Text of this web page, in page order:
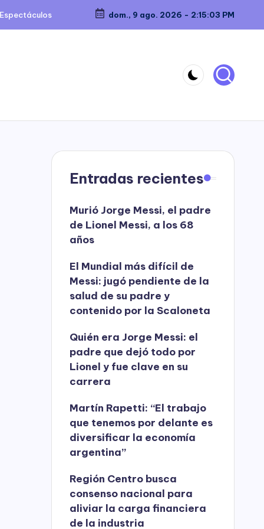
Espectáculos dom., 9 ago. 2026 - 2:15:04 PM
Entradas recientes
Murió Jorge Messi, el padre
de Lionel Messi, a los 68
años
El Mundial más difícil de
Messi: jugó pendiente de la
salud de su padre y
contenido por la Scaloneta
Quién era Jorge Messi: el
padre que dejó todo por
Lionel y fue clave en su
carrera
Martín Rapetti: “El trabajo
que tenemos por delante es
diversificar la economía
argentina”
Región Centro busca
consenso nacional para
aliviar la carga financiera
de la industria